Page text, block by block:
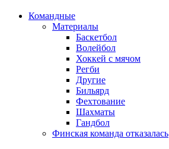
Командные
Материалы
Баскетбол
Волейбол
Хоккей с мячом
Регби
Другие
Бильярд
Фехтование
Шахматы
Гандбол
Финская команда отказалась